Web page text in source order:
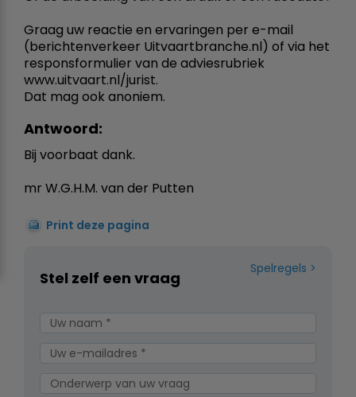
Graag uw reactie en ervaringen per e-mail
(berichtenverkeer Uitvaartbranche.nl) of via het
responsformulier van de adviesrubriek
www.uitvaart.nl/jurist.
Dat mag ook anoniem.
Antwoord:
Bij voorbaat dank.
mr W.G.H.M. van der Putten
Print deze pagina
Spelregels
Stel zelf een vraag